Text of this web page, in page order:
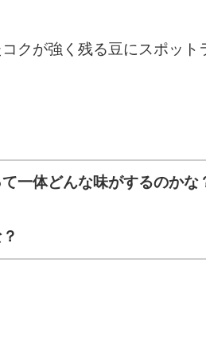
クが強く残る豆にスポット
一体どんな味がするのかな